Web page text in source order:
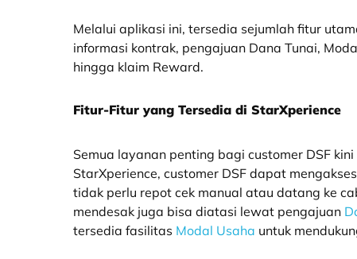
Melalui aplikasi ini, tersedia sejumlah fitur
informasi kontrak, pengajuan Dana Tunai,
hingga klaim Reward.
Fitur-Fitur yang Tersedia di StarXperience
Semua layanan penting bagi customer DSF
StarXperience, customer DSF dapat mengakses
tidak perlu repot cek manual atau datang ke
mendesak juga bisa diatasi lewat pengajuan
tersedia fasilitas Modal Usaha untuk